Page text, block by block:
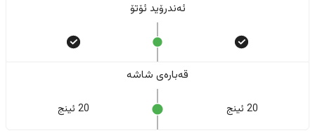
ئەندرۆید ئۆتۆ
قەبارەی شاشە
20 ئینج 20 ئینج